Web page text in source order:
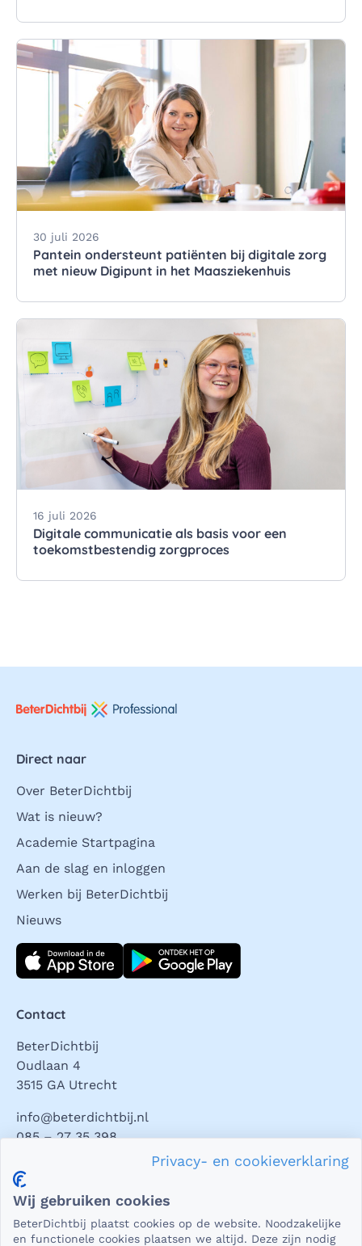
30 juli 2026
Pantein ondersteunt patiënten bij digitale zorg
met nieuw Digipunt in het Maasziekenhuis
16 juli 2026
Digitale communicatie als basis voor een
toekomstbestendig zorgproces
Direct naar
Over BeterDichtbij
Wat is nieuw?
Academie Startpagina
Aan de slag en inloggen
Werken bij BeterDichtbij
Nieuws
Download direct
Contact
BeterDichtbij
Oudlaan 4
3515 GA Utrecht
info@beterdichtbij.nl
085 – 27 35 398
Privacy en veiligheid
essentieel dat die beveiligd worden uitgewisseld. En dat
Privacy- en cookieverklaring
Wij gebruiken cookies
BeterDichtbij plaatst cookies op de website. Noodzakelijke
en functionele cookies plaatsen we altijd. Deze zijn nodig